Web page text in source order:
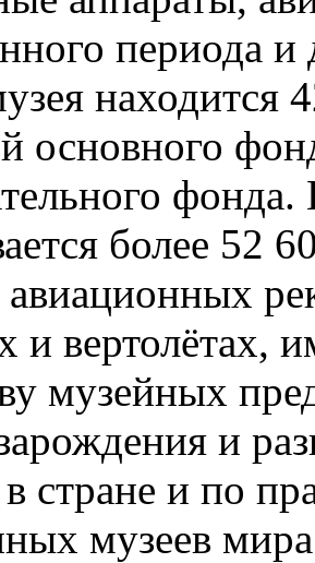
периода
находится
основного
более 52
и вертолётах,
музейных
и
в стране и по
музеев